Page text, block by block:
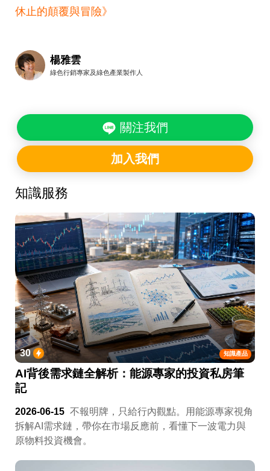
休止的顛覆與冒險》
楊雅雲
綠色行銷專家及綠色產業製作人
關注我們
加入我們
知識服務
知識產品
30
AI背後需求鏈全解析：能源專家的投資私房筆
記
2026-06-15 不報明牌，只給行內觀點。用能源專家視角
拆解AI需求鏈，帶你在市場反應前，看懂下一波電力與
原物料投資機會。